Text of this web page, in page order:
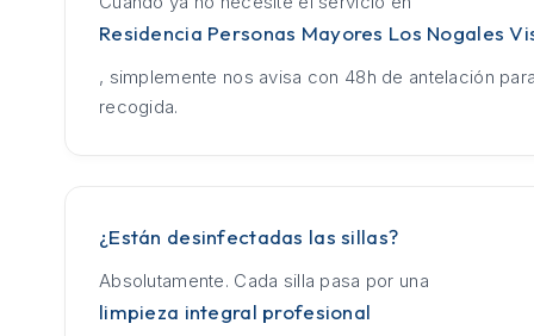
Residencia Personas Mayores Los Nogales
, simplemente nos avisa con 48h de antelación
recogida.
¿Están desinfectadas las sillas?
Absolutamente. Cada silla pasa por una
limpieza integral profesional